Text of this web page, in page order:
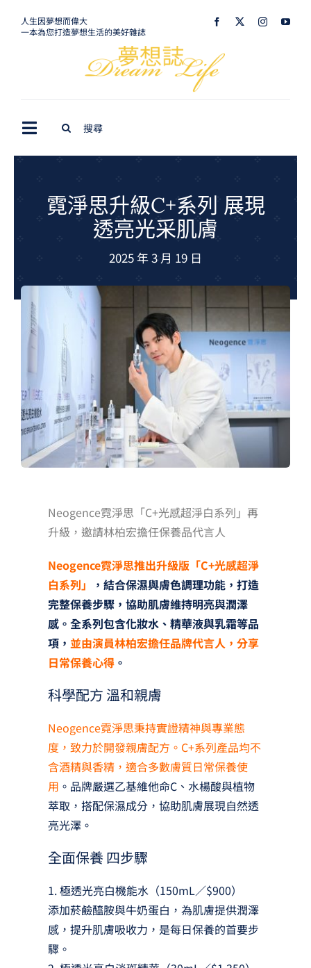
人生因夢想而偉大
一本為您打造夢想生活的美好雜誌
Toggle
Navigation
生活美學
夢想旅遊
GCU大賽
夢想購物
霓淨思升級C+系列 展現
透亮光采肌膚
2025 年 3 月 19 日
Neogence霓淨思「C+光感超淨白系列」再
升級，邀請林柏宏擔任保養品代言人
Neogence霓淨思推出升級版「C+光感超淨
白系列」
，結合保濕與膚色調理功能，打造
完整保養步驟，協助肌膚維持明亮與潤澤
感。全系列包含化妝水、精華液與乳霜等品
項， 並由演員林柏宏擔任品牌代言人，分享
日常保養心得。
科學配方 溫和親膚
Neogence霓淨思秉持實證精神與專業態
度，致力於開發親膚配方。C+系列產品均不
含酒精與香精，適合多數膚質日常保養使
用 。品牌嚴選乙基維他命C、水楊酸與植物
萃取，搭配保濕成分，協助肌膚展現自然透
亮光澤。
全面保養 四步驟
1. 極透光亮白機能水（150mL／$900）
添加菸鹼醯胺與牛奶蛋白，為肌膚提供潤澤
感，提升肌膚吸收力，是每日保養的首要步
驟。